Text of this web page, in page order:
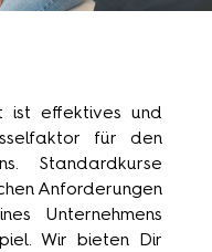
ist effektives und
für den
Standardkurse
Anforderungen
Unternehmens
Wir bieten Dir